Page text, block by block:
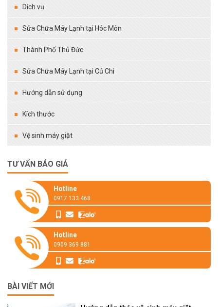
Dịch vụ
Sửa Chữa Máy Lạnh tại Hóc Môn
Thành Phố Thủ Đức
Sửa Chữa Máy Lạnh tại Củ Chi
Hướng dẫn sử dụng
Kích thước
Vệ sinh máy giặt
TƯ VẤN BÁO GIÁ
Hotline
0917 133 468
Hotline
0909 369 881
BÀI VIẾT MỚI